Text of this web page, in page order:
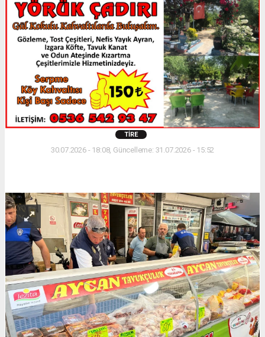
TIRE
30.07.2026 - 18:08, Güncelleme: 31.07.2026 - 15:52